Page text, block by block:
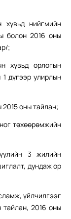
хувьд нийгмийн
болон 2016 оны
;
хувьд орлогын
дүгээр улирлын
оны тайлан;
төхөөрөмжийн
3 жилийн
дундаж ор
үйлчилгээг
тайлан, 2016 оны